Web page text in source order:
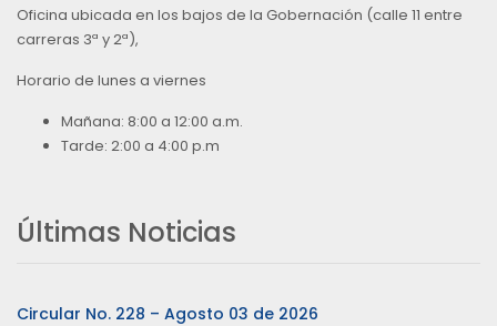
Oficina ubicada en los bajos de la Gobernación (calle 11 entre
carreras 3ª y 2ª),
Horario de lunes a viernes
Mañana: 8:00 a 12:00 a.m.
Tarde: 2:00 a 4:00 p.m
Últimas Noticias
Circular No. 228 – Agosto 03 de 2026